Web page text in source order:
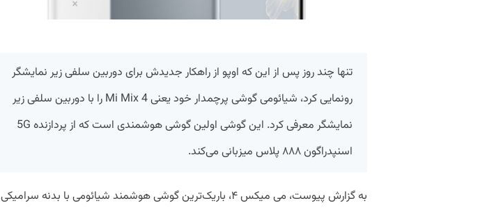
تنها چند روز پس از این که اوپو از راهکار جدیدش برای دوربین سلفی زیر نمایشگر
رونمایی کرد، شیائومی گوشی پرچمدار خود یعنی Mi Mix 4 را با دوربین سلفی زیر
نمایشگر معرفی کرد. این گوشی اولین گوشی هوشمندی است که از پردازنده 5G
اسنپدراگون ۸۸۸ پلاس میزبانی می‌کند.
به گزارش پیوست، می میکس ۴، باریک‌ترین گوشی هوشمند شیائومی با بدنه سرامیکی